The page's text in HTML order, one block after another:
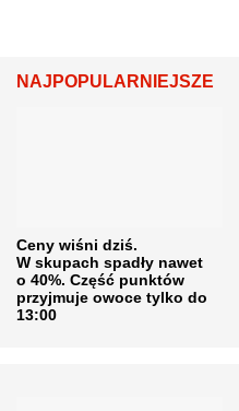
NAJPOPULARNIEJSZE
Ceny wiśni dziś.
W skupach spadły nawet
o 40%. Część punktów
przyjmuje owoce tylko do
13:00